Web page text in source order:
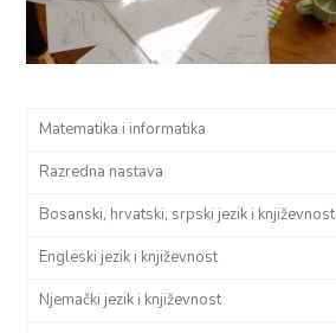
Matematika i informatika
Razredna nastava
Bosanski, hrvatski, srpski jezik i književnost
Engleski jezik i književnost
Njemački jezik i književnost